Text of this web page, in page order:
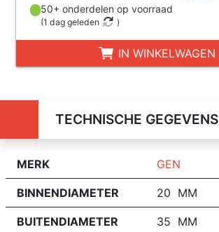
50+ onderdelen op voorraad
(1 dag geleden )
IN WINKELWAGEN
TECHNISCHE GEGEVENS
MERK GEN
BINNENDIAMETER 20 MM
BUITENDIAMETER 35 MM